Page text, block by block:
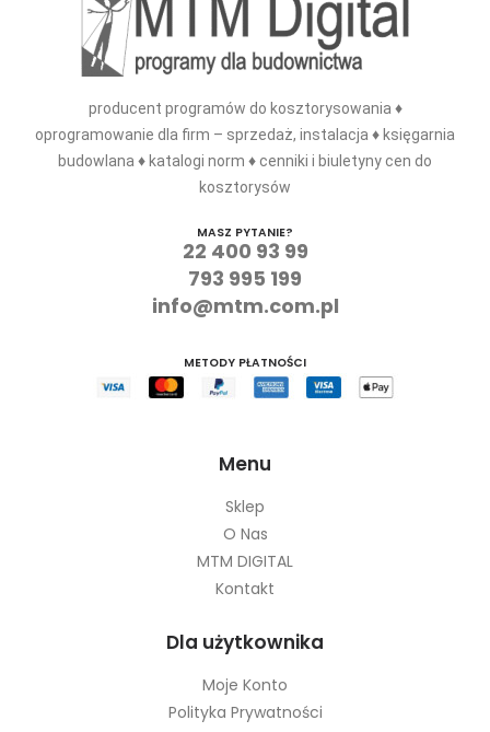
producent programów do kosztorysowania ♦
oprogramowanie dla firm – sprzedaż, instalacja ♦ księgarnia
budowlana ♦ katalogi norm ♦ cenniki i biuletyny cen do
kosztorysów
MASZ PYTANIE?
22 400 93 99
793 995 199
info@mtm.com.pl
METODY PŁATNOŚCI
Menu
Sklep
O Nas
MTM DIGITAL
Kontakt
Dla użytkownika
Moje Konto
Polityka Prywatności